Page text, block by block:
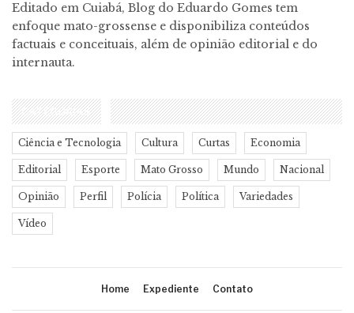
Editado em Cuiabá, Blog do Eduardo Gomes tem
enfoque mato-grossense e disponibiliza conteúdos
factuais e conceituais, além de opinião editorial e do
internauta.
CATEGORIAS
Ciência e Tecnologia Cultura Curtas Economia
Editorial Esporte Mato Grosso Mundo Nacional
Opinião Perfil Polícia Política Variedades
Vídeo
Home Expediente Contato